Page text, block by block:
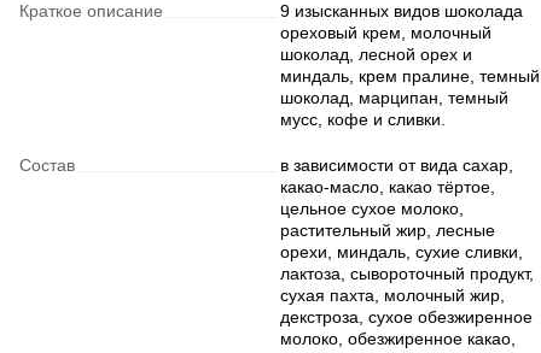
Краткое описание
9 изысканных видов шоколада
ореховый крем, молочный
шоколад, лесной орех и
миндаль, крем пралине, темный
шоколад, марципан, темный
мусс, кофе и сливки.
Состав
в зависимости от вида сахар,
какао-масло, какао тёртое,
цельное сухое молоко,
растительный жир, лесные
орехи, миндаль, сухие сливки,
лактоза, сывороточный продукт,
сухая пахта, молочный жир,
декстроза, сухое обезжиренное
молоко, обезжиренное какао,